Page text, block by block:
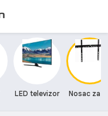
LED televizor Nosac za